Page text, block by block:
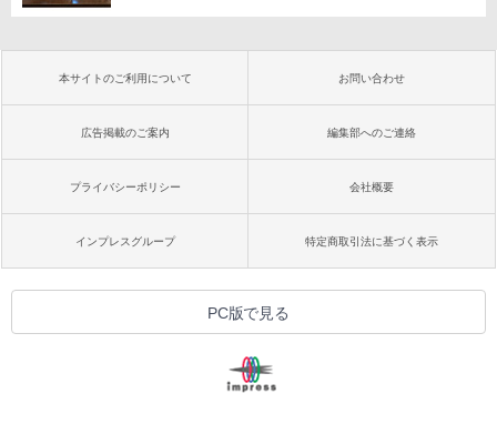
本サイトのご利用について お問い合わせ
広告掲載のご案内 編集部へのご連絡
プライバシーポリシー 会社概要
インプレスグループ 特定商取引法に基づく表示
PC版で見る